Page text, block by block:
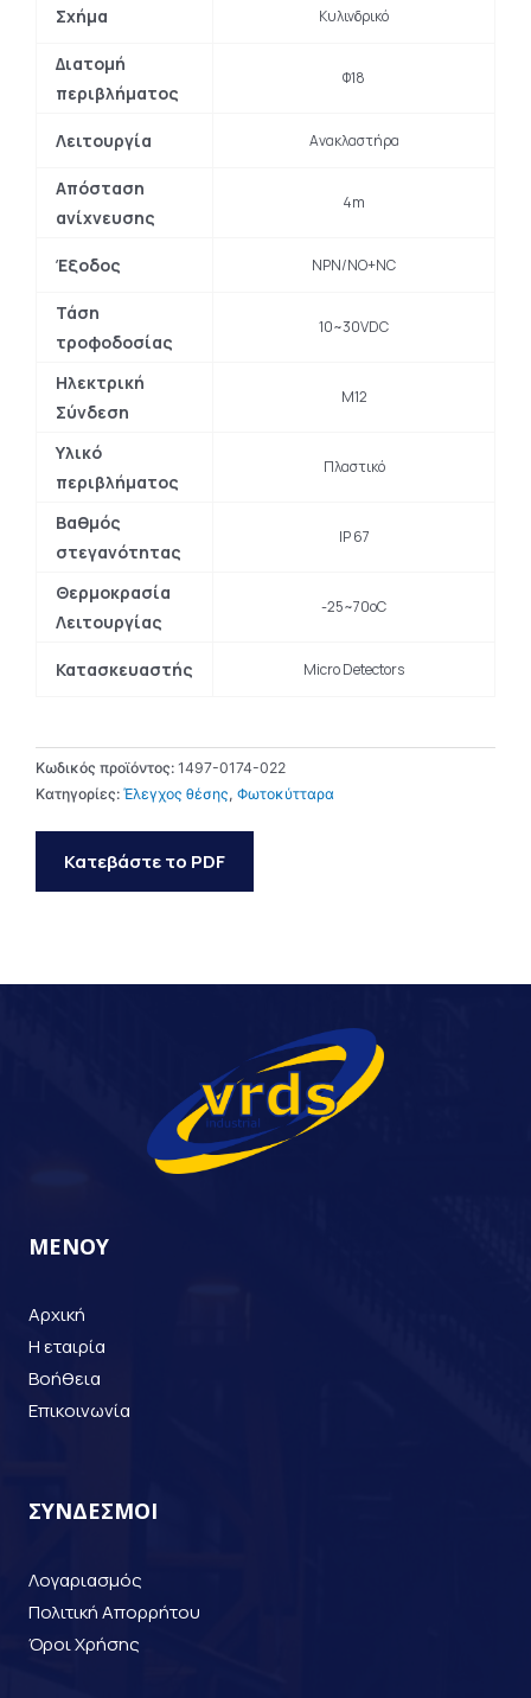
Σχήμα Κυλινδρικό
Διατομή
περιβλήματος
Φ18
Λειτουργία Ανακλαστήρα
Απόσταση
ανίχνευσης
4m
Έξοδος NPN/NO+NC
Τάση
τροφοδοσίας
10~30VDC
Ηλεκτρική
Σύνδεση
Μ12
Υλικό
περιβλήματος
Πλαστικό
Βαθμός
στεγανότητας
IP 67
Θερμοκρασία
Λειτουργίας
-25~70oC
Κατασκευαστής Micro Detectors
Κωδικός προϊόντος: 1497-0174-022
Κατηγορίες: Έλεγχος θέσης, Φωτοκύτταρα
Κατεβάστε το PDF
ΜΕΝΟΥ
Αρχική
Η εταιρία
Βοήθεια
Επικοινωνία
ΣΥΝΔΕΣΜΟΙ
Λογαριασμός
Πολιτική Απορρήτου
Όροι Χρήσης